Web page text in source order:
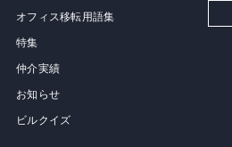
オフィス移転用語集
特集
仲介実績
お知らせ
ビルクイズ